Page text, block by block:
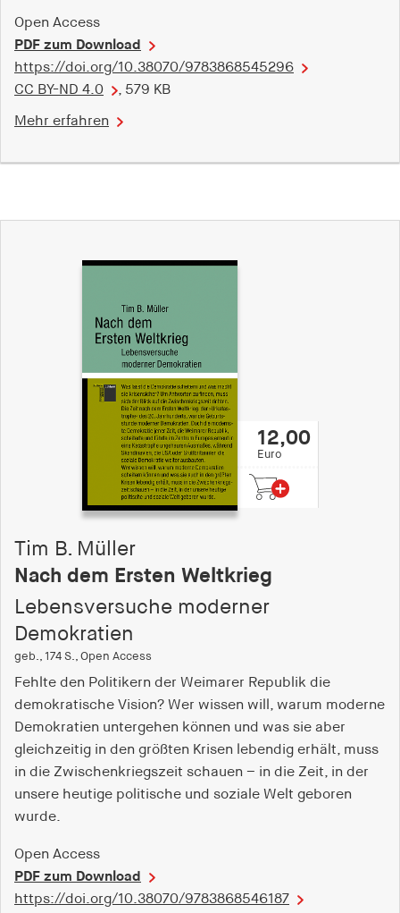
Open Access
PDF zum Download
https://doi.org/10.38070/9783868545296
CC BY-ND 4.0
, 579 KB
Mehr erfahren
12,00
Euro
Tim B. Müller
Nach dem Ersten Weltkrieg
Lebensversuche moderner
Demokratien
geb., 174 S., Open Access
Fehlte den Politikern der Weimarer Republik die
demokratische Vision? Wer wissen will, warum moderne
Demokratien untergehen können und was sie aber
gleichzeitig in den größten Krisen lebendig erhält, muss
in die Zwischenkriegszeit schauen – in die Zeit, in der
unsere heutige politische und soziale Welt geboren
wurde.
Open Access
PDF zum Download
https://doi.org/10.38070/9783868546187